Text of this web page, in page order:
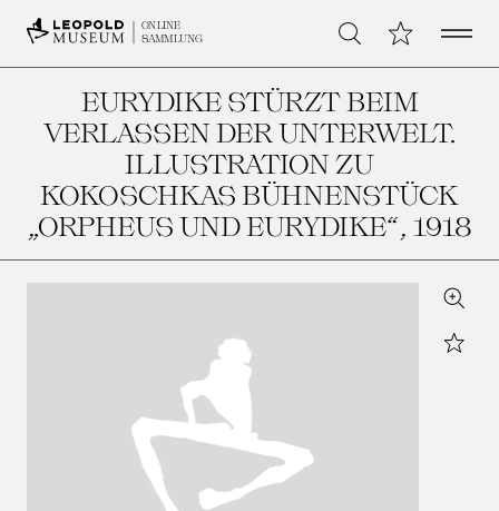
ONLINE
SAMMLUNG
Suche Meine Open
EURYDIKE STÜRZT BEIM
VERLASSEN DER UNTERWELT.
ILLUSTRATION ZU
KOKOSCHKAS BÜHNENSTÜCK
„ORPHEUS UND EURYDIKE“, 1918
Zoom
Star